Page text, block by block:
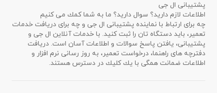
پشتیبانی ال جی
اطلاعات لازم دارید؟ سوال دارید؟ ما به شما كمك می كنیم
چه برای ارتباط با نماینده پشتیبانی ال جی و چه برای دریافت خدمات
تعمیر، باید دستگاه تان را ثبت كنید. با خدمات آنلاین ال جی و
پشتیبانی، یافتن پاسخ سوالات و اطلاعات آسان است. دریافت
دفترچه های راهنما، درخواست تعمیر، به روز رسانی نرم افزار و
اطلاعات ضمانت همگی با یك كلیك در دسترس هستند.